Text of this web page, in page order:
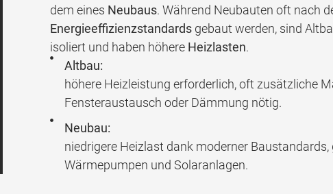
dem eines Neubaus. Während Neubauten oft nach
Energieeffizienzstandardsgebaut werden, sind
isoliert und haben höhere Heizlasten.
Altbau:
höhere Heizleistung erforderlich, oft zusätzliche
Fensteraustausch oder Dämmung nötig.
Neubau:
niedrigere Heizlast dank moderner
Wärmepumpen und Solaranlagen.